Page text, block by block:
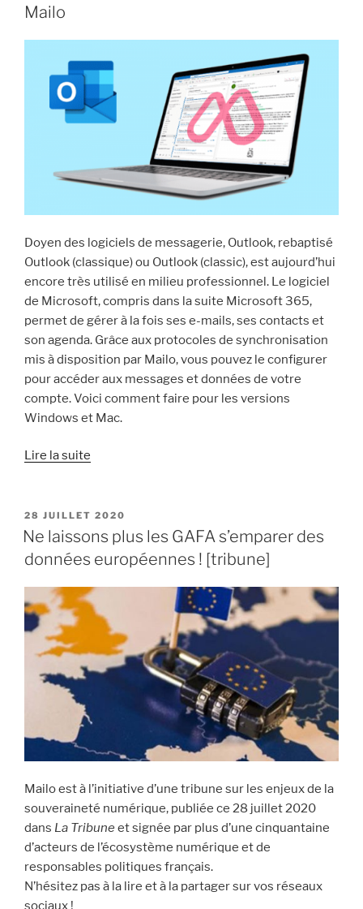
virtuel
Mailo
s’enrichit »
Mailo
Doyen des logiciels de messagerie, Outlook, rebaptisé
Outlook (classique) ou Outlook (classic), est aujourd’hui
encore très utilisé en milieu professionnel. Le logiciel
de Microsoft, compris dans la suite Microsoft 365,
permet de gérer à la fois ses e-mails, ses contacts et
son agenda. Grâce aux protocoles de synchronisation
mis à disposition par Mailo, vous pouvez le configurer
pour accéder aux messages et données de votre
compte. Voici comment faire pour les versions
Windows et Mac.
Lire la suite
(classique)
pour
PUBLIÉ
LE
28 JUILLET 2020
Ne laissons plus les GAFA s’emparer des
données européennes ! [tribune]
Mailo est à l’initiative d’une tribune sur les enjeux de la
souveraineté numérique, publiée ce 28 juillet 2020
dans La Tribune et signée par plus d’une cinquantaine
d’acteurs de l’écosystème numérique et de
responsables politiques français.
N’hésitez pas à la lire et à la partager sur vos réseaux
sociaux !